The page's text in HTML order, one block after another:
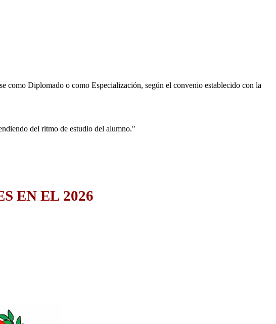
como Diplomado o como Especialización, según el convenio establecido con la
del ritmo de estudio del alumno."
EN EL 2026